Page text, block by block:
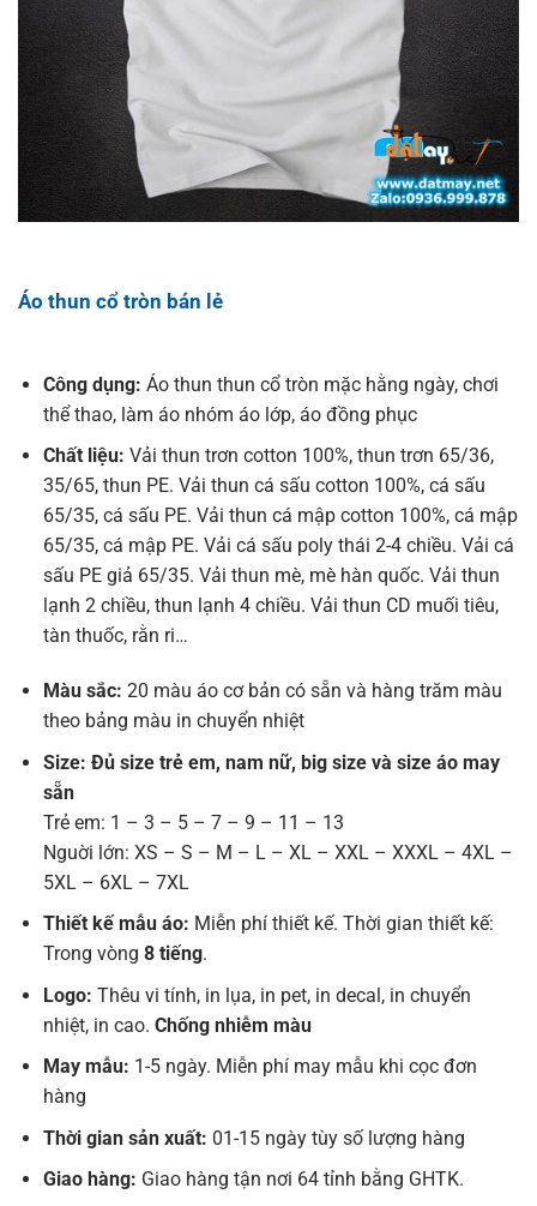
Áo thun cổ tròn bán lẻ
Công dụng: Áo thun thun cổ tròn mặc hằng ngày, chơi
thể thao, làm áo nhóm áo lớp, áo đồng phục
Chất liệu: Vải thun trơn cotton 100%, thun trơn 65/36,
35/65, thun PE. Vải thun cá sấu cotton 100%, cá sấu
65/35, cá sấu PE. Vải thun cá mập cotton 100%, cá mập
65/35, cá mập PE. Vải cá sấu poly thái 2-4 chiều. Vải cá
sấu PE giả 65/35. Vải thun mè, mè hàn quốc. Vải thun
lạnh 2 chiều, thun lạnh 4 chiều. Vải thun CD muối tiêu,
tàn thuốc, rằn ri…
Màu sắc: 20 màu áo cơ bản có sẵn và hàng trăm màu
theo bảng màu in chuyển nhiệt
Size: Đủ size trẻ em, nam nữ, big size và size áo may
sẵn
Trẻ em: 1 – 3 – 5 – 7 – 9 – 11 – 13
Nguời lớn: XS – S – M – L – XL – XXL – XXXL – 4XL –
5XL – 6XL – 7XL
Thiết kế mẫu áo: Miễn phí thiết kế. Thời gian thiết kế:
Trong vòng 8 tiếng.
Logo: Thêu vi tính, in lụa, in pet, in decal, in chuyển
nhiệt, in cao. Chống nhiễm màu
May mẫu: 1-5 ngày. Miễn phí may mẫu khi cọc đơn
hàng
Thời gian sản xuất: 01-15 ngày tùy số lượng hàng
Giao hàng: Giao hàng tận nơi 64 tỉnh bằng GHTK.